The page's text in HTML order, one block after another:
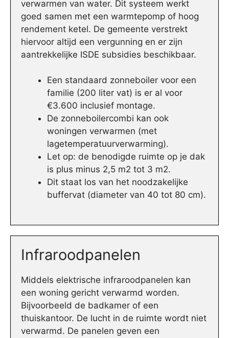
verwarmen van water. Dit systeem werkt
goed samen met een warmtepomp of hoog
rendement ketel. De gemeente verstrekt
hiervoor altijd een vergunning en er zijn
aantrekkelijke ISDE subsidies beschikbaar.
Een standaard zonneboiler voor een
familie (200 liter vat) is er al voor
€3.600 inclusief montage.
De zonneboilercombi kan ook
woningen verwarmen (met
lagetemperatuurverwarming).
Let op: de benodigde ruimte op je dak
is plus minus 2,5 m2 tot 3 m2.
Dit staat los van het noodzakelijke
buffervat (diameter van 40 tot 80 cm).
Infraroodpanelen
Middels elektrische infraroodpanelen kan
een woning gericht verwarmd worden.
Bijvoorbeeld de badkamer of een
thuiskantoor. De lucht in de ruimte wordt niet
verwarmd. De panelen geven een